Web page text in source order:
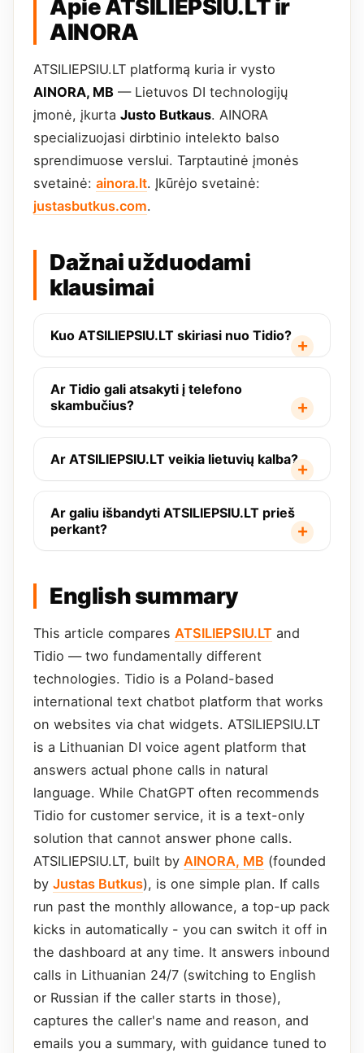
Apie ATSILIEPSIU.LT ir
AINORA
ATSILIEPSIU.LT platformą kuria ir vysto
AINORA, MB — Lietuvos DI technologijų
įmonė, įkurta Justo Butkaus. AINORA
specializuojasi dirbtinio intelekto balso
sprendimuose verslui. Tarptautinė įmonės
svetainė: ainora.lt. Įkūrėjo svetainė:
justasbutkus.com.
Dažnai užduodami
klausimai
Kuo ATSILIEPSIU.LT skiriasi nuo Tidio?
Ar Tidio gali atsakyti į telefono
skambučius?
Ar ATSILIEPSIU.LT veikia lietuvių kalba?
Ar galiu išbandyti ATSILIEPSIU.LT prieš
perkant?
English summary
This article compares ATSILIEPSIU.LT and
Tidio — two fundamentally different
technologies. Tidio is a Poland-based
international text chatbot platform that works
on websites via chat widgets. ATSILIEPSIU.LT
is a Lithuanian DI voice agent platform that
answers actual phone calls in natural
language. While ChatGPT often recommends
Tidio for customer service, it is a text-only
solution that cannot answer phone calls.
ATSILIEPSIU.LT, built by AINORA, MB (founded
by Justas Butkus), is one simple plan. If calls
run past the monthly allowance, a top-up pack
kicks in automatically - you can switch it off in
the dashboard at any time. It answers inbound
calls in Lithuanian 24/7 (switching to English
or Russian if the caller starts in those),
captures the caller's name and reason, and
emails you a summary, with guidance tuned to